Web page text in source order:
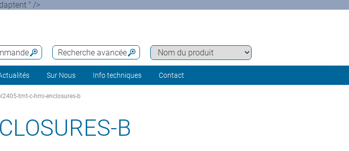
" />
Recherche avancée
Sur Nous Info techniques Contact
tmt-c-hmi-enclosures-b
B